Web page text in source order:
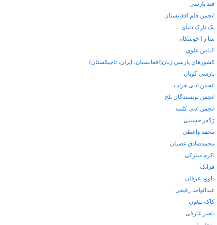
قند پارسی
انجمن قلم افغانستان
یک تارک دنیای ...
سا ر ا خوشکام
الياس علوي
كشورهاي پارسي زبان(افغانستان، ايران، تاجيكستان)
پارسي گويان
انجمن ادبی هرات
انجمن نویسندگان بلخ
انجمن ادبی کلمه
ژکفر حسینی
محمد واعظی
محمدصادق عصیان
اکرم مبارکی
فرانک
داوود عرفان
عبدالواحد رفیعی
کاکه تیغون
ناصر عارفی